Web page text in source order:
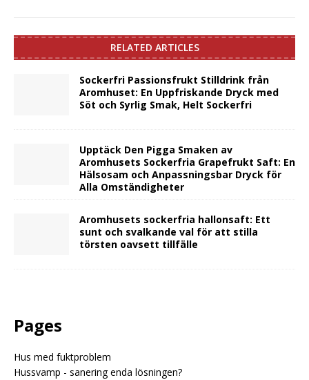
RELATED ARTICLES
Sockerfri Passionsfrukt Stilldrink från
Aromhuset: En Uppfriskande Dryck med
Söt och Syrlig Smak, Helt Sockerfri
Upptäck Den Pigga Smaken av
Aromhusets Sockerfria Grapefrukt Saft: En
Hälsosam och Anpassningsbar Dryck för
Alla Omständigheter
Aromhusets sockerfria hallonsaft: Ett
sunt och svalkande val för att stilla
törsten oavsett tillfälle
Pages
Hus med fuktproblem
Hussvamp - sanering enda lösningen?